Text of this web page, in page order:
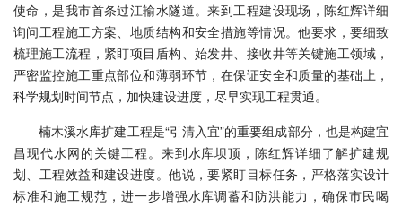
使命，是我市首条过江输水隧道。来到工程建设现场，陈红辉详细
询问工程施工方案、地质结构和安全措施等情况。他要求，要细致
梳理施工流程，紧盯项目盾构、始发井、接收井等关键施工领域，
严密监控施工重点部位和薄弱环节，在保证安全和质量的基础上，
科学规划时间节点，加快建设进度，尽早实现工程贯通。
楠木溪水库扩建工程是“引清入宜”的重要组成部分，也是构建宜
昌现代水网的关键工程。来到水库坝顶，陈红辉详细了解扩建规
划、工程效益和建设进度。他说，要紧盯目标任务，严格落实设计
标准和施工规范，进一步增强水库调蓄和防洪能力，确保市民喝